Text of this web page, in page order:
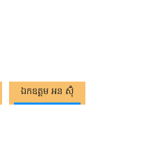
ឯកឧត្តម អន ស៊ុំ